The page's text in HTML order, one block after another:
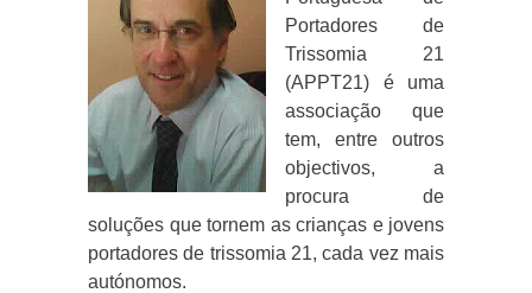
Portadores de
Trissomia 21
(APPT21) é uma
associação que
tem, entre outros
objectivos, a
procura de
soluções que tornem as crianças e jovens
portadores de trissomia 21, cada vez mais
autónomos.